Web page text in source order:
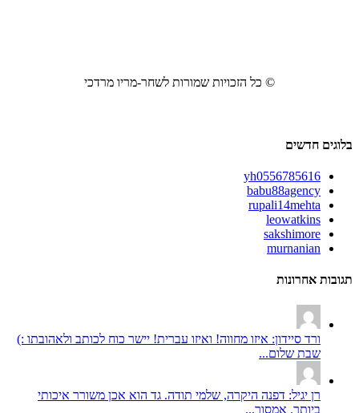
© כל הזכויות שמורות לשחר-מריו מרדכי
בלוגים חדשים
yh0556785616
babu88agency
rupali14mehta
leowatkins
sakshimore
murnanian
תגובות אחרונות
ורד סיידון: איזו מחווה! ואיזו עברית! יישר כוח לכותב ולאהובתו :)
שבת שלום...
רן יגיל: דפנה היקרה, שלמי תודה. גד הוא אכן משורר איכותי
ביותר. אמסור...